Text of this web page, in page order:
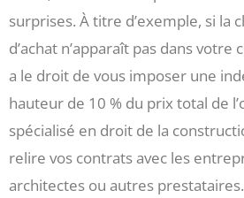
surprises. À titre d’exemple, si la
d’achat n’apparaît pas dans
a le droit de vous imposer une
hauteur de 10 % du prix total de
spécialisé en droit de la
relire vos contrats avec les
architectes ou autres